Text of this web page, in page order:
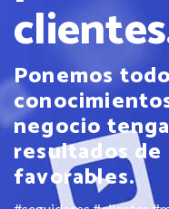
Ponemos
negocio
resultados
favorables.